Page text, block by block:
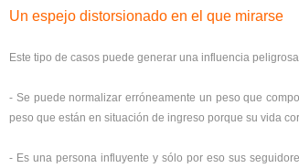
Un espejo distorsionado en el que mirarse
Este tipo de casos puede generar una influencia
- Se puede normalizar erróneamente un peso que
peso que están en situación de ingreso porque su vida
- Es una persona influyente y sólo por eso sus